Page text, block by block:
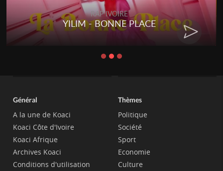
RAP IVOIRE
RENARD BARAKISSA - DOS DE
CHAT
Général
A la une de Koaci
Koaci Côte d'Ivoire
Koaci Afrique
Archives Koaci
Conditions d'utilisation
Thèmes
Politique
Société
Sport
Economie
Culture